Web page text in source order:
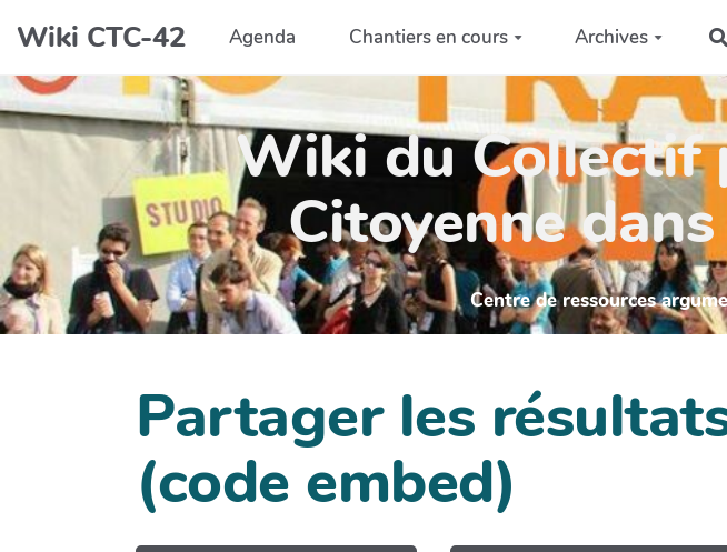
Aller au contenu principal
Wiki CTC-42 Agenda Chantiers en cours Archives
Wiki du Collectif
Citoyenne
Centre de ressources
Partager les
(code embed)